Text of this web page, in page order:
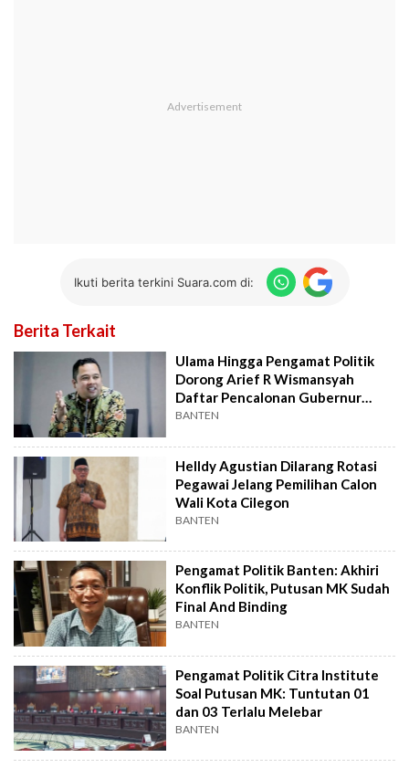
Ikuti berita terkini Suara.com di:
Berita Terkait
Ulama Hingga Pengamat Politik
Dorong Arief R Wismansyah
Daftar Pencalonan Gubernur
Banten
BANTEN
Helldy Agustian Dilarang Rotasi
Pegawai Jelang Pemilihan Calon
Wali Kota Cilegon
BANTEN
Pengamat Politik Banten: Akhiri
Konflik Politik, Putusan MK Sudah
Final And Binding
BANTEN
Pengamat Politik Citra Institute
Soal Putusan MK: Tuntutan 01
dan 03 Terlalu Melebar
BANTEN